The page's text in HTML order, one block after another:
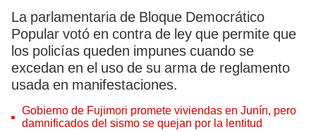
La parlamentaria de Bloque Democrático
Popular votó en contra de ley que permite que
los policías queden impunes cuando se
excedan en el uso de su arma de reglamento
usada en manifestaciones.
Gobierno de Fujimori promete viviendas en Junín, pero
damnificados del sismo se quejan por la lentitud